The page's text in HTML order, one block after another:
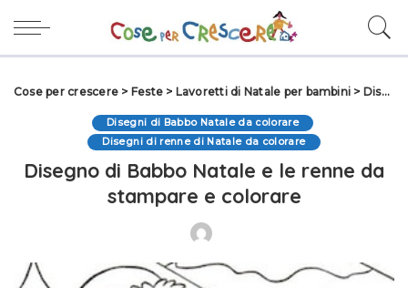
Cose per crescere > Feste > Lavoretti di Natale per bambini > Disegni di Natale
Disegni di Babbo Natale da colorare
Disegni di renne di Natale da colorare
Disegno di Babbo Natale e le renne da
stampare e colorare